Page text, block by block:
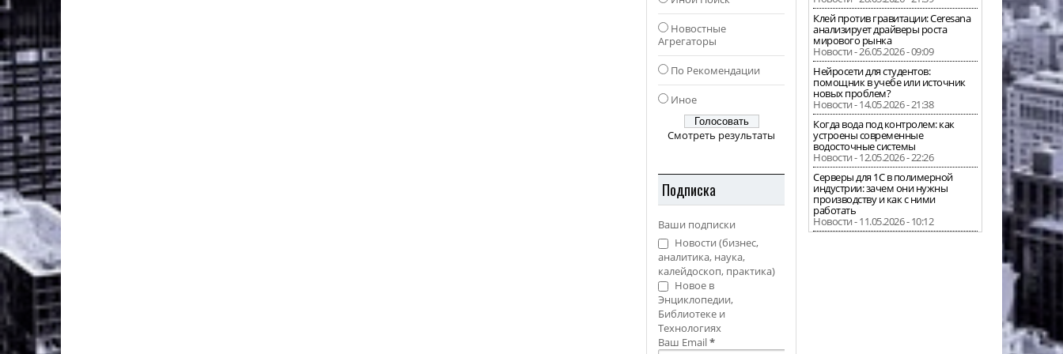
Новостные
Агрегаторы
По Рекомендации
Иное
Смотреть результаты
Подписка
Ваши подписки
Новости (бизнес,
аналитика, наука,
калейдоскоп, практика)
Новое в
Энциклопедии,
Библиотеке и
Технологиях
Ваш Email*
Клей против гравитации: Ceresana
анализирует драйверы роста
мирового рынка
Новости - 26.05.2026 - 09:09
Нейросети для студентов:
помощник в учебе или источник
новых проблем?
Новости - 14.05.2026 - 21:38
Когда вода под контролем: как
устроены современные
водосточные системы
Новости - 12.05.2026 - 22:26
Серверы для 1С в полимерной
индустрии: зачем они нужны
производству и как с ними
работать
Новости - 11.05.2026 - 10:12